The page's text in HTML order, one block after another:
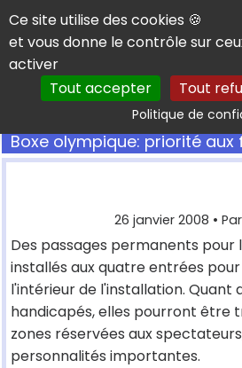
Panneau de gestion des cookies
Ce site utilise des cookies 🍪
et vous donne le contrôle sur
activer
Tout accepter
Tout
Politique de
Boxe olympique: priorité
26 janvier 2008 • Par
Des passages permanents pour
installés aux quatre entrées pour
l'intérieur de l'installation. Quant
handicapés, elles pourront être
zones réservées aux
personnalités importantes.